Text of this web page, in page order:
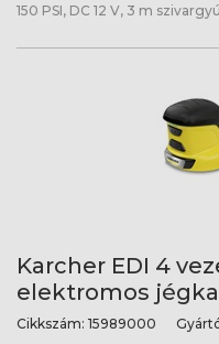
150 PSI, DC 12 V, 3 m
Karcher EDI 4
elektromos
Cikkszám: 15989000